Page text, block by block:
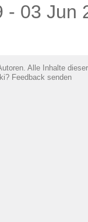
- 03 Jun
Alle Inhalte
Feedback senden